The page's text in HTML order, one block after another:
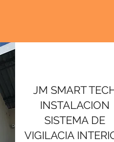
JM SMART
INSTALACION
SISTEMA DE
VIGILACIA